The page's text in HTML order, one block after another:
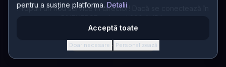
pentru a susține platforma. Detalii
Acceptă toate
Doar necesare · Personalizează
Propun un nou service în director! Dacă se conectează în
BIKEVERSE, primești 200 AURA.
Propun un service